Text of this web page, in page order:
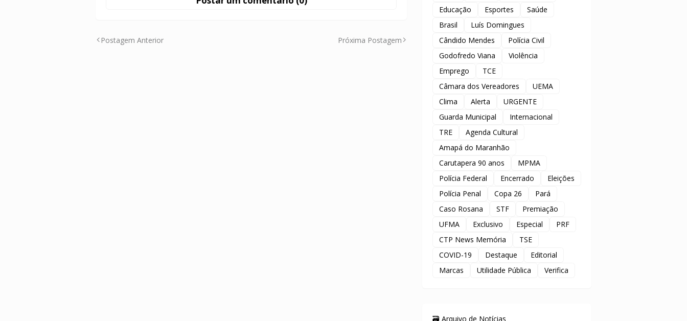
Postagem Anterior Próxima Postagem
Educação
Esportes
Saúde
Brasil
Luís Domingues
Cândido Mendes
Polícia Civil
Godofredo Viana
Violência
Emprego
TCE
Câmara dos Vereadores
UEMA
Clima
Alerta
URGENTE
Guarda Municipal
Internacional
TRE
Agenda Cultural
Amapá do Maranhão
Carutapera 90 anos
MPMA
Polícia Federal
Encerrado
Eleições
Polícia Penal
Copa 26
Pará
Caso Rosana
STF
Premiação
UFMA
Exclusivo Especial
PRF
CTP News Memória
TSE
COVID-19
Destaque
Editorial
Marcas
Utilidade Pública Verifica
🗃️ Arquivo de Notícias